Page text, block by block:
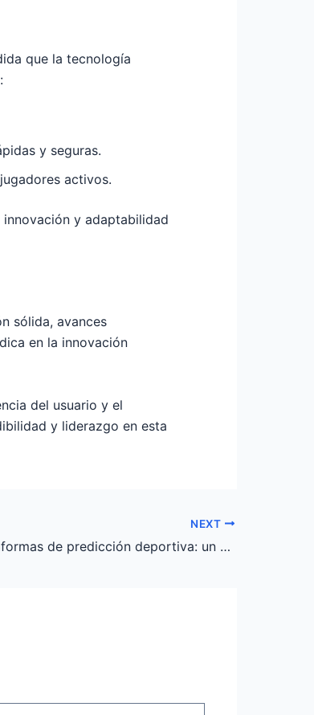
que la tecnología
y seguras.
activos.
y adaptabilidad
sólida, avances
en la innovación
del usuario y el
y liderazgo en esta
NEXT
El auge de las plataformas de predicción deportiva: un análisis crítico